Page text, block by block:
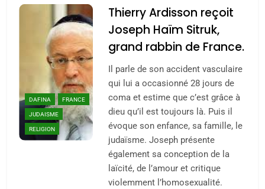
DAFINA
FRANCE
JUDAISME
RELIGION
Thierry Ardisson reçoit
Joseph Haïm Sitruk,
grand rabbin de France.
Il parle de son accident vasculaire
qui lui a occasionné 28 jours de
coma et estime que c’est grâce à
dieu qu’il est toujours là. Puis il
évoque son enfance, sa famille, le
judaïsme. Joseph présente
également sa conception de la
laïcité, de l’amour et critique
violemment l’homosexualité.
l’antisémitisme
FIÈRE, DIGNE ET RÉSILIENTE :
POURQUOI JE REVENDIQUE
MA JUDAÏTE par Thérèse
Zrihen-Dvir
ISRAÉL JUDAISME
7
CE QUI NOUS MANQUE –
Jacques Hadida
JUDAISME